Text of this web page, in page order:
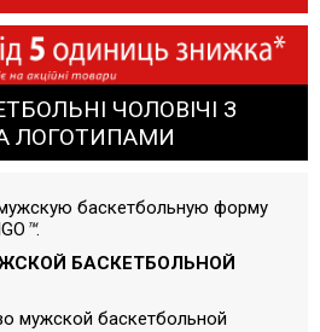
ЧОЛОВІЧІ З
ЛОГОТИПАМИ
мужскую баскетбольную форму
™.
БАСКЕТБОЛЬНОЙ
мужской баскетбольной